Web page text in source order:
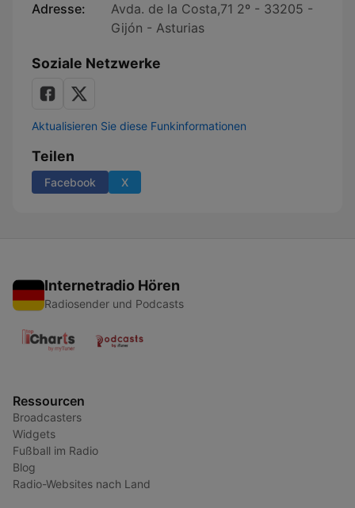
Adresse:
Avda. de la Costa,71 2º - 33205 -
Gijón - Asturias
Soziale Netzwerke
Aktualisieren Sie diese Funkinformationen
Teilen
Facebook X
Internetradio Hören
Radiosender und Podcasts
Ressourcen
Broadcasters
Widgets
Fußball im Radio
Blog
Radio-Websites nach Land